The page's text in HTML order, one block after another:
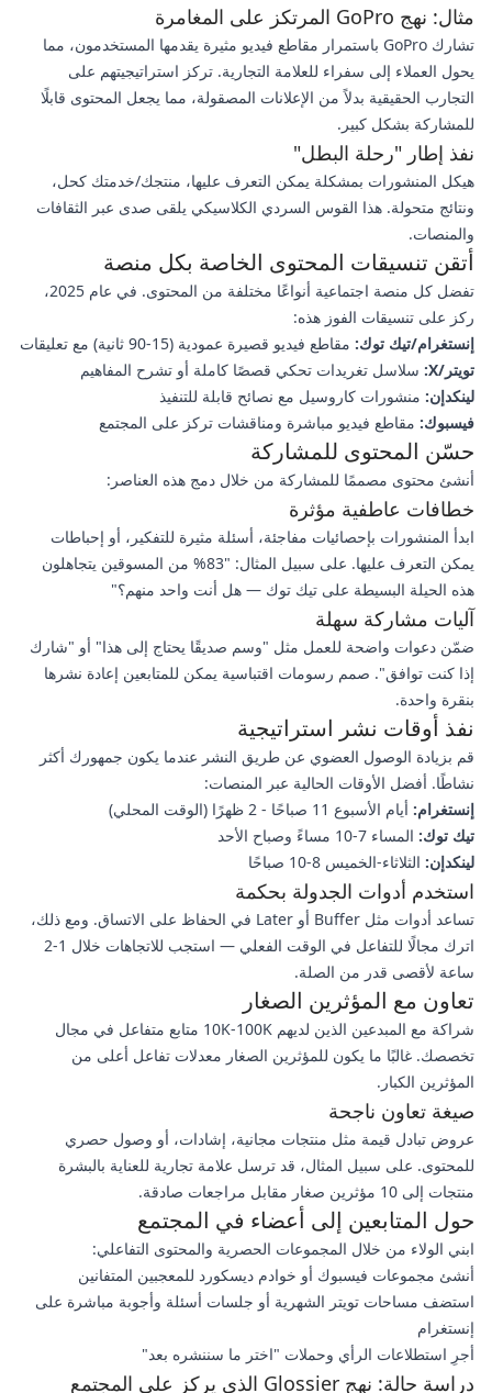
مثال: نهج GoPro المرتكز على المغامرة
تشارك GoPro باستمرار مقاطع فيديو مثيرة يقدمها المستخدمون، مما
يحول العملاء إلى سفراء للعلامة التجارية. تركز استراتيجيتهم على
التجارب الحقيقية بدلاً من الإعلانات المصقولة، مما يجعل المحتوى قابلًا
للمشاركة بشكل كبير.
نفذ إطار "رحلة البطل"
هيكل المنشورات بمشكلة يمكن التعرف عليها، منتجك/خدمتك كحل،
ونتائج متحولة. هذا القوس السردي الكلاسيكي يلقى صدى عبر الثقافات
والمنصات.
أتقن تنسيقات المحتوى الخاصة بكل منصة
تفضل كل منصة اجتماعية أنواعًا مختلفة من المحتوى. في عام 2025،
ركز على تنسيقات الفوز هذه:
إنستغرام/تيك توك: مقاطع فيديو قصيرة عمودية (15-90 ثانية) مع تعليقات
تويتر/X:
سلاسل تغريدات تحكي قصصًا كاملة أو تشرح المفاهيم
لينكدإن: منشورات كاروسيل مع نصائح قابلة للتنفيذ
فيسبوك: مقاطع فيديو مباشرة ومناقشات تركز على المجتمع
حسّن المحتوى للمشاركة
أنشئ محتوى مصممًا للمشاركة من خلال دمج هذه العناصر:
خطافات عاطفية مؤثرة
ابدأ المنشورات بإحصائيات مفاجئة، أسئلة مثيرة للتفكير، أو إحباطات
يمكن التعرف عليها. على سبيل المثال: "83% من المسوقين يتجاهلون
هذه الحيلة البسيطة على تيك توك — هل أنت واحد منهم؟"
آليات مشاركة سهلة
ضمّن دعوات واضحة للعمل مثل "وسم صديقًا يحتاج إلى هذا" أو "شارك
إذا كنت توافق". صمم رسومات اقتباسية يمكن للمتابعين إعادة نشرها
بنقرة واحدة.
نفذ أوقات نشر استراتيجية
قم بزيادة الوصول العضوي عن طريق النشر عندما يكون جمهورك أكثر
نشاطًا. أفضل الأوقات الحالية عبر المنصات:
إنستغرام: أيام الأسبوع 11 صباحًا - 2 ظهرًا (الوقت المحلي)
تيك توك: المساء 7-10 مساءً وصباح الأحد
لينكدإن: الثلاثاء-الخميس 8-10 صباحًا
استخدم أدوات الجدولة بحكمة
تساعد أدوات مثل Buffer أو Later في الحفاظ على الاتساق. ومع ذلك،
اترك مجالًا للتفاعل في الوقت الفعلي — استجب للاتجاهات خلال 1-2
ساعة لأقصى قدر من الصلة.
تعاون مع المؤثرين الصغار
شراكة مع المبدعين الذين لديهم 10K-100K متابع متفاعل في مجال
تخصصك. غالبًا ما يكون للمؤثرين الصغار معدلات تفاعل أعلى من
المؤثرين الكبار.
صيغة تعاون ناجحة
عروض تبادل قيمة مثل منتجات مجانية، إشادات، أو وصول حصري
للمحتوى. على سبيل المثال، قد ترسل علامة تجارية للعناية بالبشرة
منتجات إلى 10 مؤثرين صغار مقابل مراجعات صادقة.
حول المتابعين إلى أعضاء في المجتمع
ابني الولاء من خلال المجموعات الحصرية والمحتوى التفاعلي:
أنشئ مجموعات فيسبوك أو خوادم ديسكورد للمعجبين المتفانين
استضف مساحات تويتر الشهرية أو جلسات أسئلة وأجوبة مباشرة على
إنستغرام
أجرِ استطلاعات الرأي وحملات "اختر ما سننشره بعد"
دراسة حالة: نهج Glossier الذي يركز على المجتمع